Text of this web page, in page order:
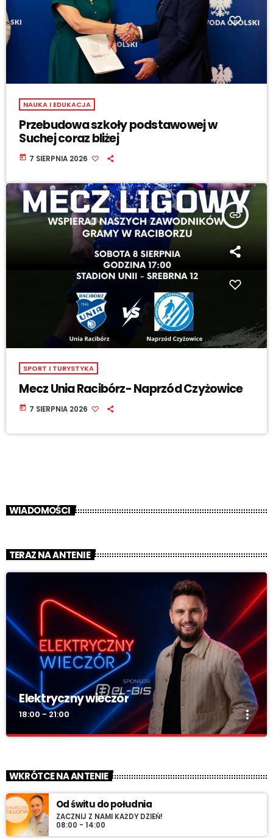
NAUKA I EDUKACJA
Przebudowa szkoły podstawowej w
Suchej coraz bliżej
today 7 SIERPNIA 2026
insert_link
SPORT I TURYSTYKA
Mecz Unia Racibórz- Naprzód Czyżowice
today 7 SIERPNIA 2026
WIADOMOŚCI
TERAZ NA ANTENIE
Elektryczny wieczór
18:00 - 21:00 more_vert
„Wieczór z Radiem RV” – codziennie wieczorem najlepsza
muzyka na zakończenie dnia. Spokojne rytmy, nastrojowe
dźwięki i klasyka, która tworzy klimat.
WKRÓTCE NA ANTENIE
Od świtu do południa
ZACZNIJ Z NAMI KAŻDY DZIEŃ!
08:00 - 14:00